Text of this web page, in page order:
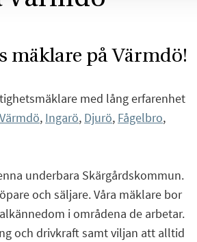
på Värmdö!
med lång erfarenhet
Värmdö, Ingarö, Djurö, Fågelbro,
underbara Skärgårdskommun.
och säljare. Våra mäklare bor
i områdena de arbetar.
och drivkraft samt viljan att alltid